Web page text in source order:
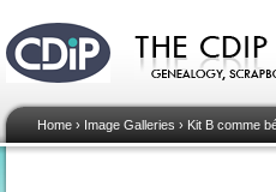
Home › Image Galleries › Kit B comme